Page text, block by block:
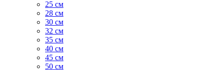
25 см
28 см
30 см
32 см
35 см
40 см
45 см
50 см